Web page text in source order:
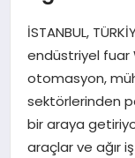
SIYASET
EKONOMI
DÜNYA
İSTANBUL,
endüstriyel fuar
otomasyon,
sektörlerinden
bir araya
araçlar ve ağır